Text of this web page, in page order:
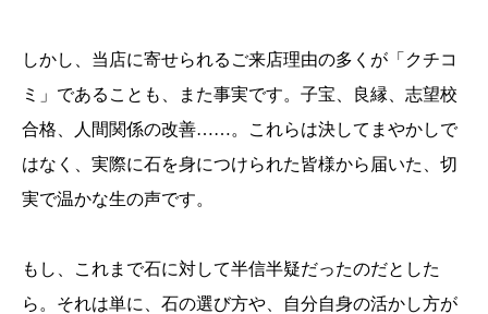
しかし、当店に寄せられるご来店理由の多くが「クチコ
ミ」であることも、また事実です。子宝、良縁、志望校
合格、人間関係の改善……。これらは決してまやかしで
はなく、実際に石を身につけられた皆様から届いた、切
実で温かな生の声です。
もし、これまで石に対して半信半疑だったのだとした
ら。それは単に、石の選び方や、自分自身の活かし方が